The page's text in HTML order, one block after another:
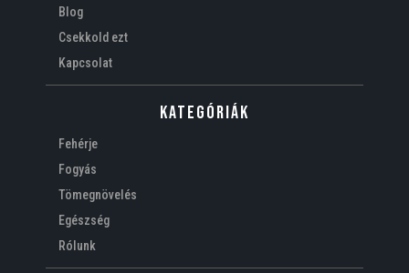
Blog
Csekkold ezt
Kapcsolat
Kategóriák
Fehérje
Fogyás
Tömegnövelés
Egészség
Rólunk